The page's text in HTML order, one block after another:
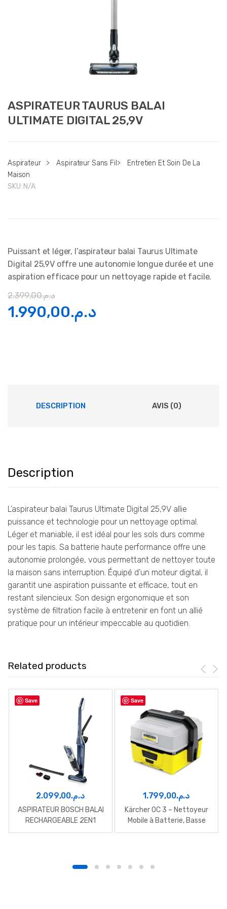
ASPIRATEUR TAURUS BALAI
ULTIMATE DIGITAL 25,9V
Aspirateur > Aspirateur Sans Fil >
Entretien Et Soin De La
Maison
SKU: N/A
Puissant et léger, l’aspirateur balai Taurus Ultimate
Digital 25,9V offre une autonomie longue durée et une
aspiration efficace pour un nettoyage rapide et facile.
د.م.2.399,00
Le
د.م.1.990,00
Le
DESCRIPTION AVIS (0)
Description
L’aspirateur balai Taurus Ultimate Digital 25,9V allie
puissance et technologie pour un nettoyage optimal.
Léger et maniable, il est idéal pour les sols durs comme
pour les tapis. Sa batterie haute performance offre une
autonomie prolongée, vous permettant de nettoyer toute
la maison sans interruption. Équipé d’un moteur digital, il
garantit une aspiration puissante et efficace, tout en
restant silencieux. Son design ergonomique et son
système de filtration facile à entretenir en font un allié
pratique pour un intérieur impeccable au quotidien.
Related products
Save
د.م.2.099,00
ASPIRATEUR BOSCH BALAI
RECHARGEABLE 2EN1
Save
د.م.1.799,00
Kärcher OC 3 – Nettoyeur
Mobile à Batterie, Basse
Pression